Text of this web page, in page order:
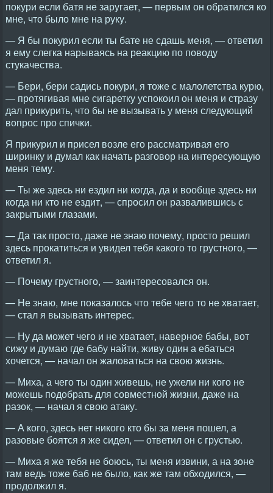
покури если батя не заругает, — первым он обратился ко
мне, что было мне на руку.
— Я бы покурил если ты бате не сдашь меня, — ответил
я ему слегка нарываясь на реакцию по поводу
стукачества.
— Бери, бери садись покури, я тоже с малолетства курю,
— протягивая мне сигаретку успокоил он меня и стразу
дал прикурить, что бы не вызывать у меня следующий
вопрос про спички.
Я прикурил и присел возле его рассматривая его
ширинку и думал как начать разговор на интересующую
меня тему.
— Ты же здесь ни ездил ни когда, да и вообще здесь ни
когда ни кто не ездит, — спросил он развалившись с
закрытыми глазами.
— Да так просто, даже не знаю почему, просто решил
здесь прокатиться и увидел тебя какого то грустного, —
ответил я.
— Почему грустного, — заинтересовался он.
— Не знаю, мне показалось что тебе чего то не хватает,
— стал я вызывать интерес.
— Ну да может чего и не хватает, наверное бабы, вот
сижу и думаю где бабу найти, живу один а ебаться
хочется, — начал он жаловаться на свою жизнь.
— Миха, а чего ты один живешь, не ужели ни кого не
можешь подобрать для совместной жизни, даже на
разок, — начал я свою атаку.
— А кого, здесь нет никого кто бы за меня пошел, а
разовые боятся я же сидел, — ответил он с грустью.
— Миха я же тебя не боюсь, ты меня извини, а на зоне
там ведь тоже баб не было, как же там обходился, —
продолжил я.